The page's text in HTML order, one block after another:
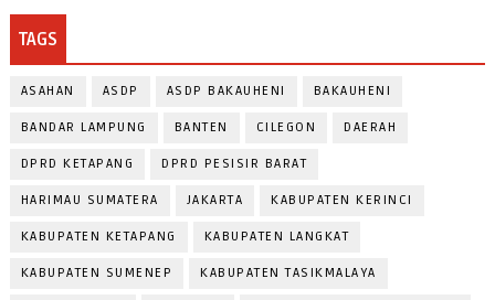
TAGS
ASAHAN ASDP ASDP BAKAUHENI BAKAUHENI
BANDAR LAMPUNG BANTEN CILEGON DAERAH
DPRD KETAPANG DPRD PESISIR BARAT
HARIMAU SUMATERA JAKARTA KABUPATEN KERINCI
KABUPATEN KETAPANG KABUPATEN LANGKAT
KABUPATEN SUMENEP KABUPATEN TASIKMALAYA